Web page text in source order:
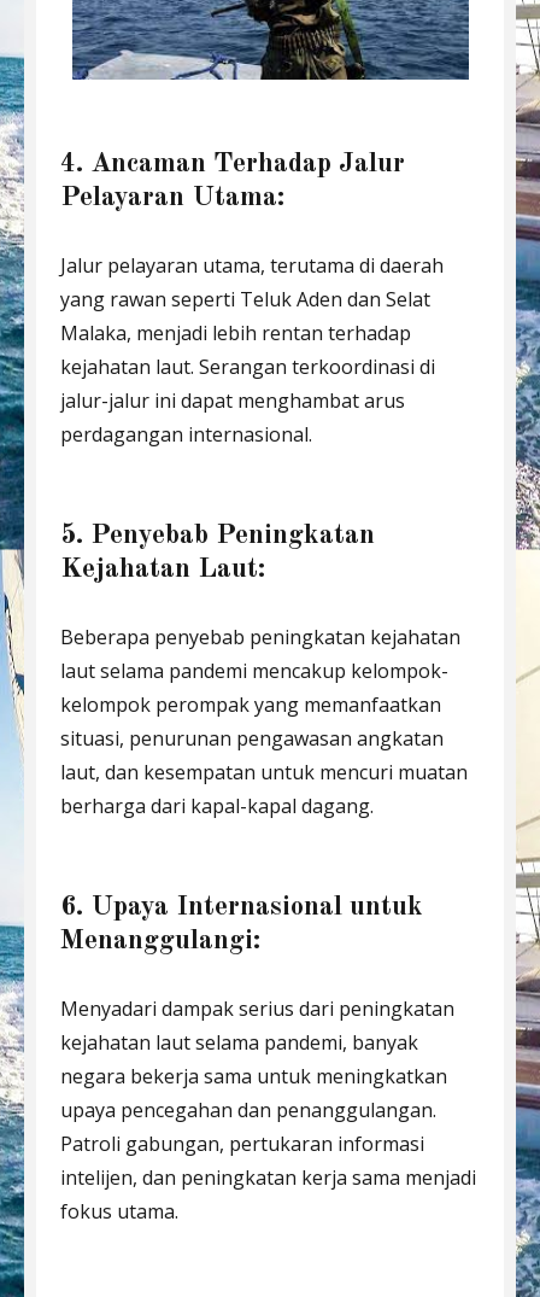
4. Ancaman Terhadap Jalur
Pelayaran Utama:
Jalur pelayaran utama, terutama di daerah
yang rawan seperti Teluk Aden dan Selat
Malaka, menjadi lebih rentan terhadap
kejahatan laut. Serangan terkoordinasi di
jalur-jalur ini dapat menghambat arus
perdagangan internasional.
5. Penyebab Peningkatan
Kejahatan Laut:
Beberapa penyebab peningkatan kejahatan
laut selama pandemi mencakup kelompok-
kelompok perompak yang memanfaatkan
situasi, penurunan pengawasan angkatan
laut, dan kesempatan untuk mencuri muatan
berharga dari kapal-kapal dagang.
6. Upaya Internasional untuk
Menanggulangi:
Menyadari dampak serius dari peningkatan
kejahatan laut selama pandemi, banyak
negara bekerja sama untuk meningkatkan
upaya pencegahan dan penanggulangan.
Patroli gabungan, pertukaran informasi
intelijen, dan peningkatan kerja sama menjadi
fokus utama.